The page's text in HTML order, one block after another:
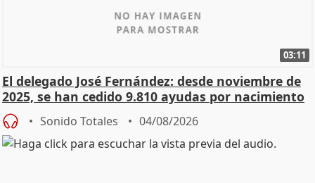
03:11
El delegado José Fernández: desde noviembre de
2025, se han cedido 9.810 ayudas por nacimiento
Sonido Totales 04/08/2026